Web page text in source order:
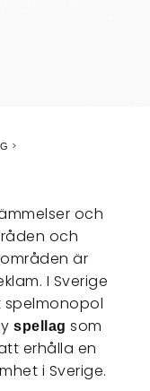
och
och
är
I Sverige
spellag som
erhålla en
i Sverige.